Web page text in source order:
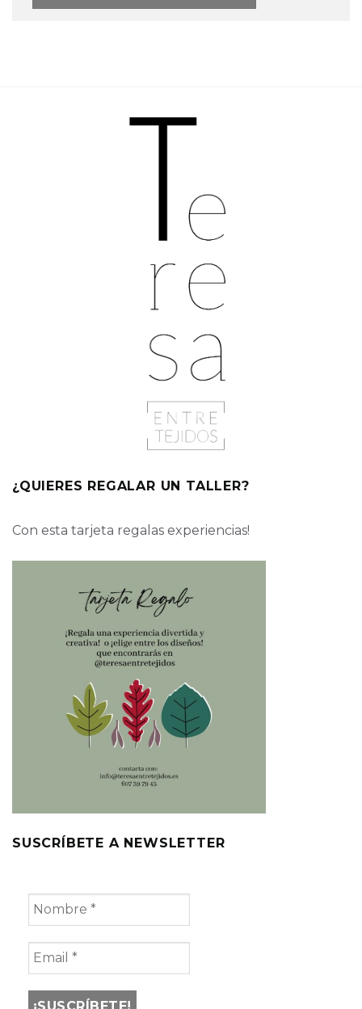
¿QUIERES REGALAR UN TALLER?
Con esta tarjeta regalas experiencias!
SUSCRÍBETE A NEWSLETTER